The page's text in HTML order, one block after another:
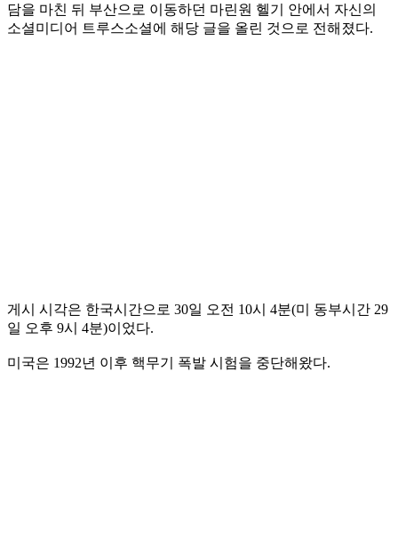
담을 마친 뒤 부산으로 이동하던 마린원 헬기 안에서 자신의
소셜미디어 트루스소셜에 해당 글을 올린 것으로 전해졌다.
게시 시각은 한국시간으로 30일 오전 10시 4분(미 동부시간 29
일 오후 9시 4분)이었다.
미국은 1992년 이후 핵무기 폭발 시험을 중단해왔다.